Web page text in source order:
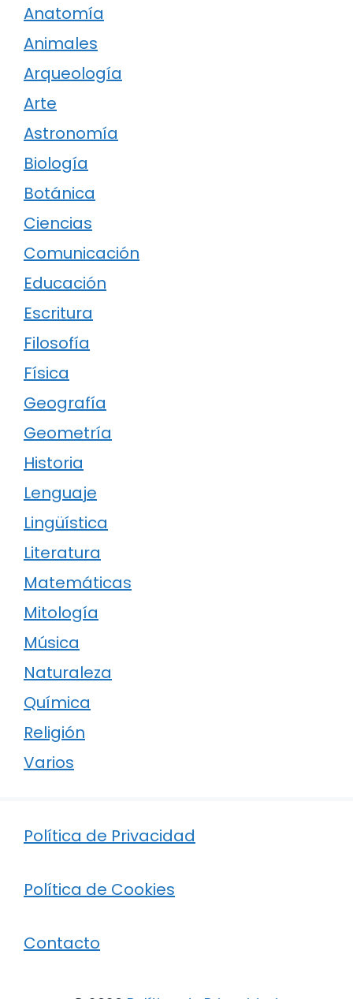
Anatomía
Animales
Arqueología
Arte
Astronomía
Biología
Botánica
Ciencias
Comunicación
Educación
Escritura
Filosofía
Física
Geografía
Geometría
Historia
Lenguaje
Lingüística
Literatura
Matemáticas
Mitología
Música
Naturaleza
Química
Religión
Varios
Política de Privacidad
Política de Cookies
Contacto